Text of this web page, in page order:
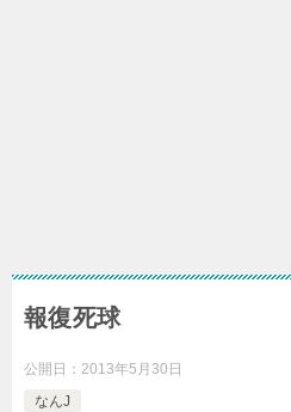
報復死球
公開日： 2013年5月30日
なんJ